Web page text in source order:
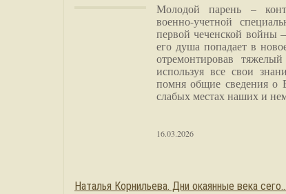
Молодой парень –
военно-учетной
первой чеченской войны
его душа попадает в
отремонтировав
используя все свои
помня общие сведения о
слабых местах наших и
16.03.2026
Наталья Корнильева. Дни окаянные века